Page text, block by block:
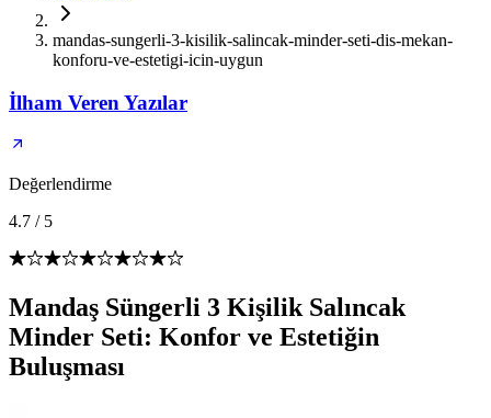
mandas-sungerli-3-kisilik-salincak-minder-seti-dis-mekan-
konforu-ve-estetigi-icin-uygun
İlham Veren Yazılar
Değerlendirme
4.7 / 5
Mandaş Süngerli 3 Kişilik Salıncak
Minder Seti: Konfor ve Estetiğin
Buluşması